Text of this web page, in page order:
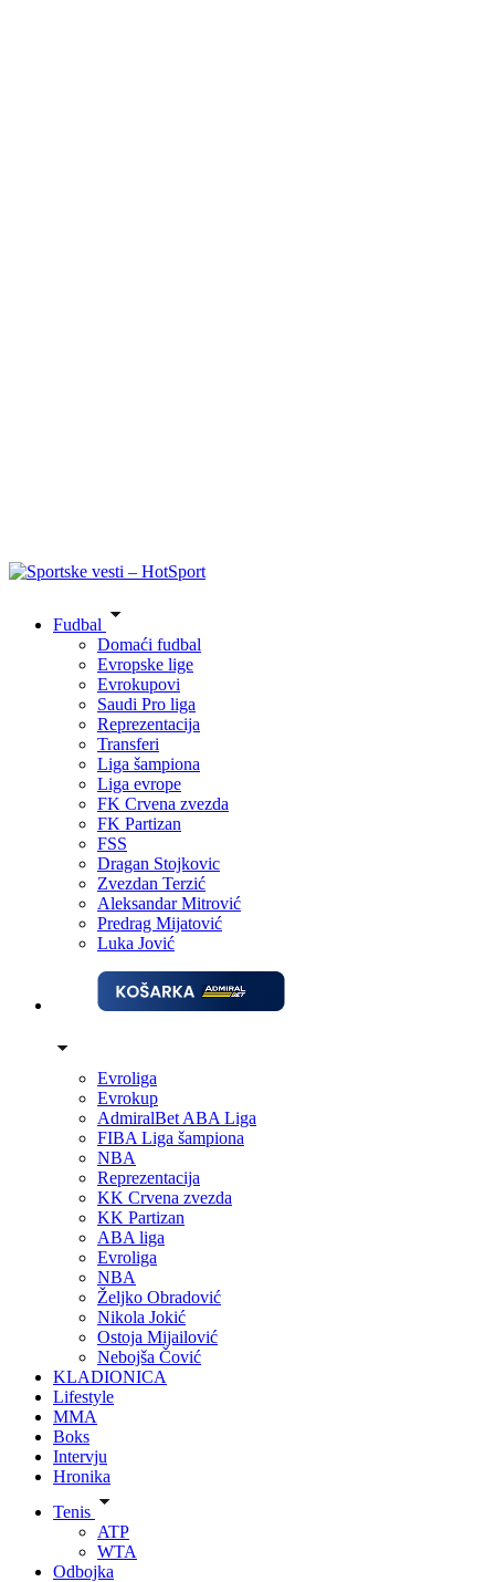
Fudbal
Domaći fudbal
Evropske lige
Evrokupovi
Saudi Pro liga
Reprezentacija
Transferi
Liga šampiona
Liga evrope
FK Crvena zvezda
FK Partizan
FSS
Dragan Stojkovic
Zvezdan Terzić
Aleksandar Mitrović
Predrag Mijatović
Luka Jović
Evroliga
Evrokup
AdmiralBet ABA Liga
FIBA Liga šampiona
NBA
Reprezentacija
KK Crvena zvezda
KK Partizan
ABA liga
Evroliga
NBA
Željko Obradović
Nikola Jokić
Ostoja Mijailović
Nebojša Čović
KLADIONICA
Lifestyle
MMA
Boks
Intervju
Hronika
Tenis
ATP
WTA
Odbojka